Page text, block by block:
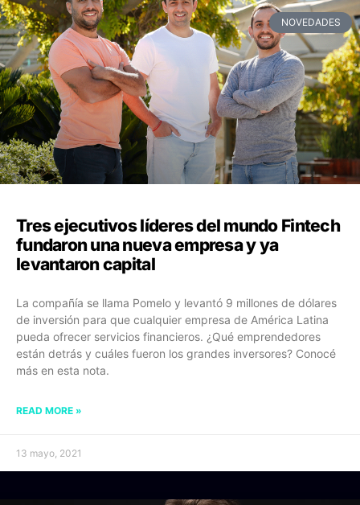
NOVEDADES
Tres ejecutivos líderes del mundo Fintech
fundaron una nueva empresa y ya
levantaron capital
La compañía se llama Pomelo y levantó 9 millones de dólares
de inversión para que cualquier empresa de América Latina
pueda ofrecer servicios financieros. ¿Qué emprendedores
están detrás y cuáles fueron los grandes inversores? Conocé
más en esta nota.
READ MORE »
13 mayo, 2021